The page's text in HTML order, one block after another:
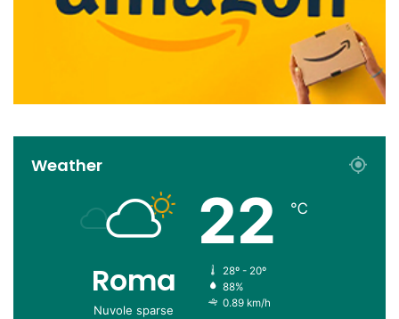
Weather
Roma
Nuvole sparse
22 ℃
28º - 20º
88%
0.89 km/h